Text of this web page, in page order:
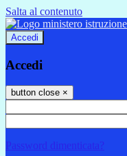
Salta al contenuto
Accedi
Accedi
button close ×
Password dimenticata?